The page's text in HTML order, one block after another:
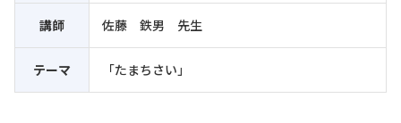
講師 佐藤 鉄男 先生
テーマ 「たまちさい」